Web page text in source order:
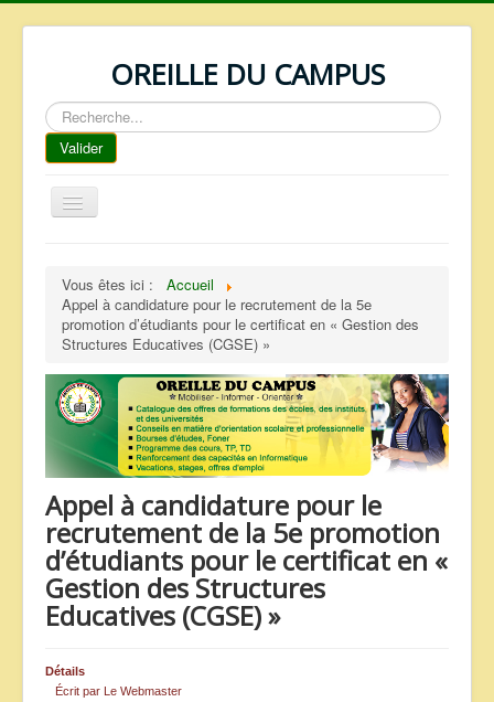
OREILLE DU CAMPUS
Rechercher
Valider
Basculer
la
REPERTOIRE
QUI SOMMES NOUS ?
NOS SERVICES
FAQ
CONTACTS
TELECHARGEMENTS
ANNONCES
Vous êtes ici :
Accueil
Appel à candidature pour le recrutement de la 5e
promotion d’étudiants pour le certificat en « Gestion des
Structures Educatives (CGSE) »
Appel à candidature pour le
recrutement de la 5e promotion
d’étudiants pour le certificat en «
Gestion des Structures
Educatives (CGSE) »
Détails
Écrit par Le Webmaster